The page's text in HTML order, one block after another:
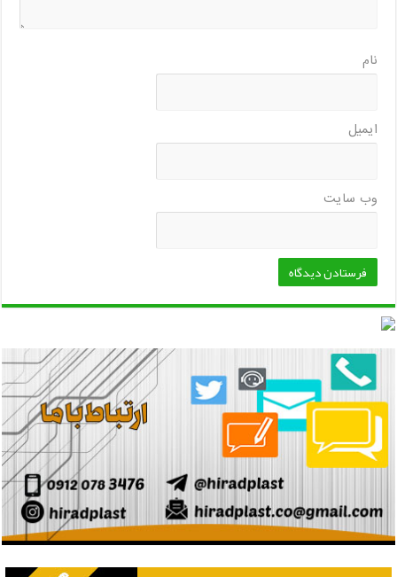
نام
ایمیل
وب‌ سایت